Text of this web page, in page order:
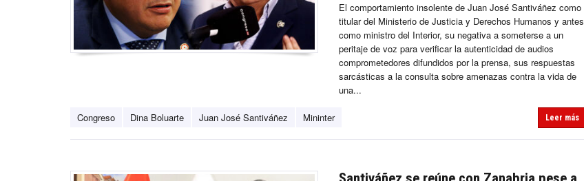
El comportamiento insolente de Juan José Santiváñez como
titular del Ministerio de Justicia y Derechos Humanos y antes
como ministro del Interior, su negativa a someterse a un
peritaje de voz para verificar la autenticidad de audios
comprometedores difundidos por la prensa, sus respuestas
sarcásticas a la consulta sobre amenazas contra la vida de
una...
Congreso Dina Boluarte Juan José Santiváñez Mininter Leer más